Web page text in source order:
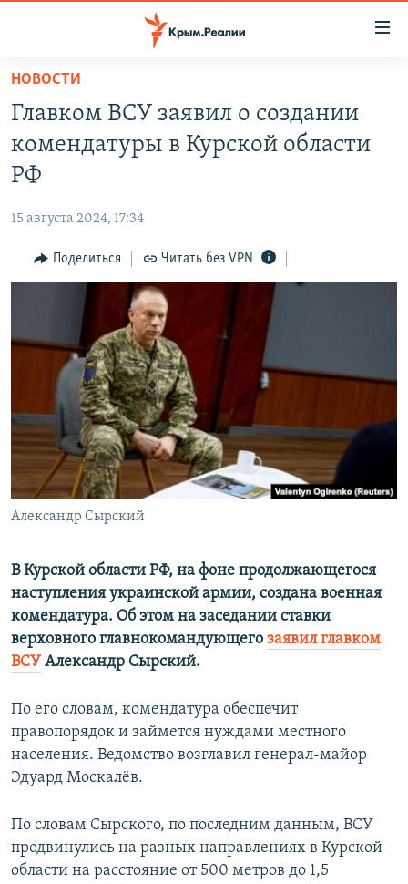
Вернуться
основному
содержанию
Вернутся
главной
навигации
Вернутся
ГРУЗ 200
11 ЛЕТ ОККУПАЦИИ КРЫМА. 11 ИСТОРИЙ СОПРОТИВЛЕНИЯ
ВОДА
ЕЩЕ
ИНТЕРАКТИВ
ИНФОГРАФИКА
ТЕЛЕПРОЕКТ КРЫМ.РЕАЛИИ
СОВЕТЫ ПРАВОЗАЩИТНИКОВ
ПРОПАВШИЕ БЕЗ ВЕСТИ
ПОБЕДИТЕЛЕЙ НЕ СУДЯТ?
КРЫМ.НЕПОКОРЕННЫЙ
ELIFBE
УКРАИНСКАЯ ПРОБЛЕМА КРЫМА
РАДІО СВОБОДА
КАК ОБОЙТИ БЛОКИРОВКУ
Українською
Qırımtatar
ПРИСОЕДИНЯЙТЕСЬ!
НОВОСТИ
Главком ВСУ заявил о создании
комендатуры в Курской области
РФ
15 августа 2024, 17:34
Поделиться Читать без VPN
Александр Сырский
В Курской области РФ, на фоне продолжающегося
наступления украинской армии, создана военная
комендатура. Об этом на заседании ставки
верховного главнокомандующего заявил главком
ВСУ Александр Сырский.
По его словам, комендатура обеспечит
правопорядок и займется нуждами местного
населения. Ведомство возглавил генерал-майор
Эдуард Москалёв.
По словам Сырского, по последним данным, ВСУ
продвинулись на разных направлениях в Курской
области на расстояние от 500 метров до 1,5